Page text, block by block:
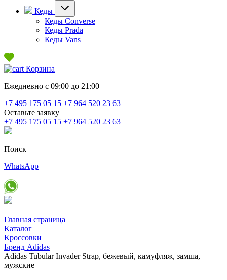
Кеды
Кеды Converse
Кеды Prada
Кеды Vans
Корзина
Ежедневно с 09:00 до 21:00
+7 495 175 05 15 +7 964 520 23 63
Оставьте заявку
+7 495 175 05 15 +7 964 520 23 63
Поиск
WhatsApp
Главная страница
Каталог
Кроссовки
Бренд Adidas
Adidas Tubular Invader Strap, бежевый, камуфляж, замша,
мужские